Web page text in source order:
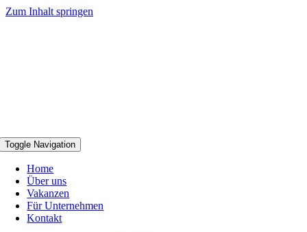
Zum Inhalt springen
Toggle Navigation
Home
Über uns
Vakanzen
Für Unternehmen
Kontakt